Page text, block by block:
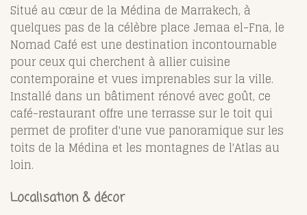
Situé au cœur de la Médina de Marrakech, à
quelques pas de la célèbre place Jemaa el-Fna, le
Nomad Café est une destination incontournable
pour ceux qui cherchent à allier cuisine
contemporaine et vues imprenables sur la ville.
Installé dans un bâtiment rénové avec goût, ce
café-restaurant offre une terrasse sur le toit qui
permet de profiter d'une vue panoramique sur les
toits de la Médina et les montagnes de l'Atlas au
loin.
Localisation & décor